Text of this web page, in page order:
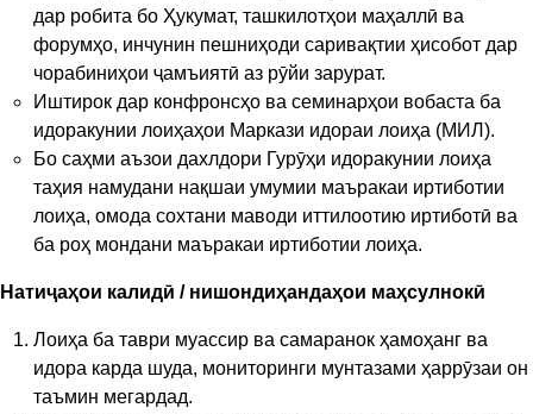
дар робита бо Ҳукумат, ташкилотҳои маҳаллӣ ва
форумҳо, инчунин пешниҳоди саривақтии ҳисобот дар
чорабиниҳои ҷамъиятӣ аз рӯйи зарурат.
Иштирок дар конфронсҳо ва семинарҳои вобаста ба
идоракунии лоиҳаҳои Маркази идораи лоиҳа (МИЛ).
Бо саҳми аъзои дахлдори Гурӯҳи идоракунии лоиҳа
таҳия намудани нақшаи умумии маъракаи иртиботии
лоиҳа, омода сохтани маводи иттилоотию иртиботӣ ва
ба роҳ мондани маъракаи иртиботии лоиҳа.
Натиҷаҳои калидӣ / нишондиҳандаҳои маҳсулнокӣ
Лоиҳа ба таври муассир ва самаранок ҳамоҳанг ва
идора карда шуда, мониторинги мунтазами ҳаррӯзаи он
таъмин мегардад.